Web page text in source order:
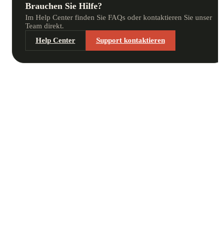
Brauchen Sie Hilfe?
Im Help Center finden Sie FAQs oder kontaktieren Sie unser
Team direkt.
Help Center
Support kontaktieren